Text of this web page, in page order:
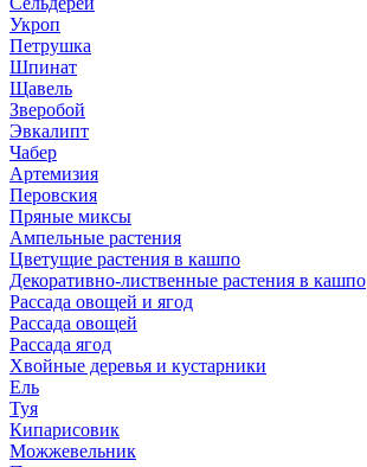
Укроп
Петрушка
Шпинат
Щавель
Зверобой
Эвкалипт
Чабер
Артемизия
Перовския
Пряные миксы
Ампельные растения
Цветущие растения в кашпо
Декоративно-лиственные растения в кашпо
Рассада овощей и ягод
Рассада овощей
Рассада ягод
Хвойные деревья и кустарники
Ель
Туя
Кипарисовик
Можжевельник